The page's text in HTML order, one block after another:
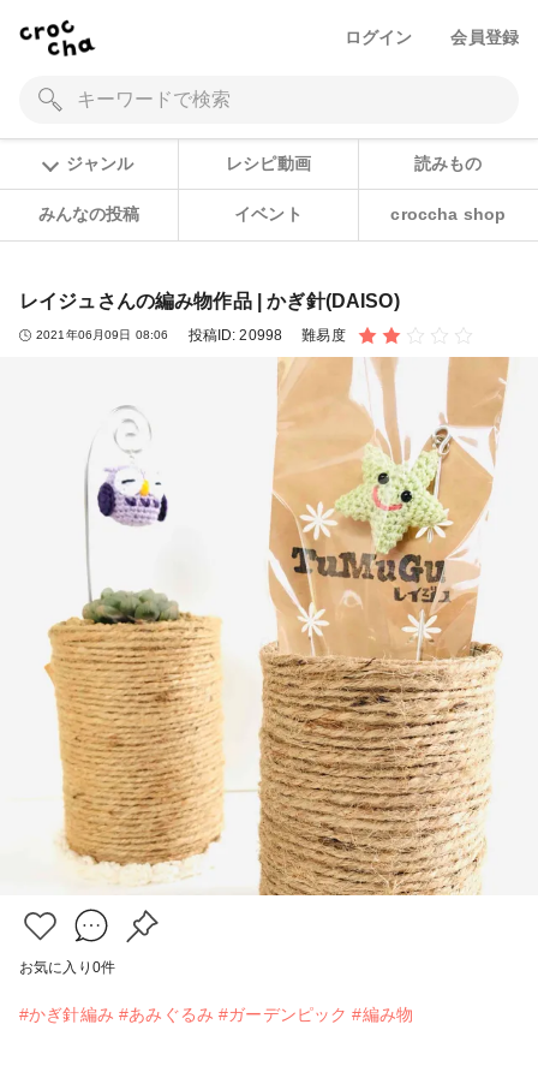
ログイン 会員登録
ジャンル レシピ動画 読みもの
みんなの投稿 イベント croccha shop
レイジュさんの編み物作品 | かぎ針(DAISO)
2021年06月09日 08:06 投稿ID:20998 難易度
お気に入り 0件
#かぎ針編み #あみぐるみ #ガーデンピック #編み物